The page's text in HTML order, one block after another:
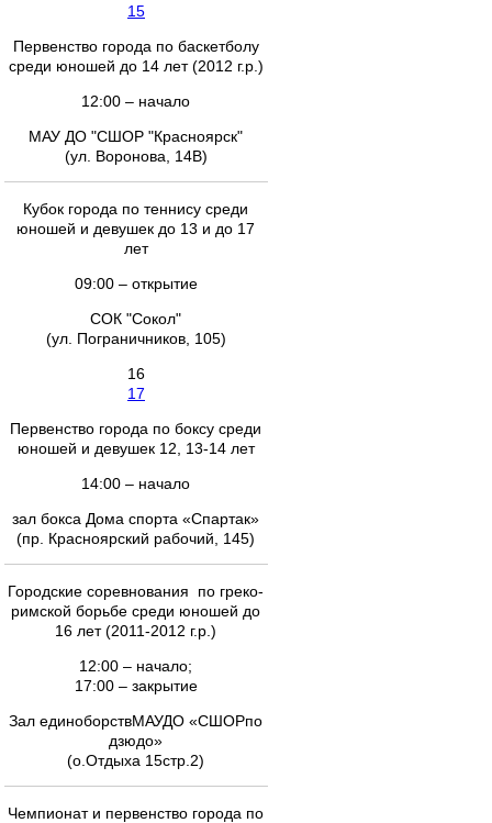
15
Первенство города по баскетболу
среди юношей до 14 лет (2012 г.р.)
12:00 – начало
МАУ ДО "СШОР "Красноярск"
(ул. Воронова, 14В)
Кубок города по теннису среди
юношей и девушек до 13 и до 17
лет
09:00 – открытие
СОК "Сокол"
(ул. Пограничников, 105)
16
17
Первенство города по боксу среди
юношей и девушек 12, 13-14 лет
14:00 – начало
зал бокса Дома спорта «Спартак»
(пр. Красноярский рабочий, 145)
Городские соревнования по греко-
римской борьбе среди юношей до
16 лет (2011-2012 г.р.)
12:00 – начало;
17:00 – закрытие
Зал единоборствМАУДО «СШОРпо
дзюдо»
(о.Отдыха 15стр.2)
Чемпионат и первенство города по